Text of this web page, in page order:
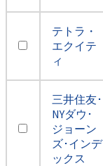
テトラ・
エクイテ
ィ
三井住友･
NYダウ･
ジョーン
ズ･インデ
ックス